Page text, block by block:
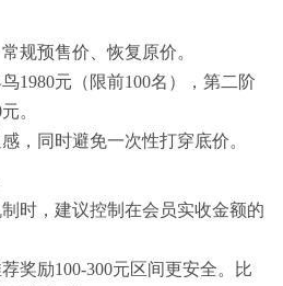
规预售价、恢复原价。
1980元（限前100名），第二阶
。
，同时避免一次性打穿底价。
时，建议控制在会员实收金额的
奖励100-300元区间更安全。比